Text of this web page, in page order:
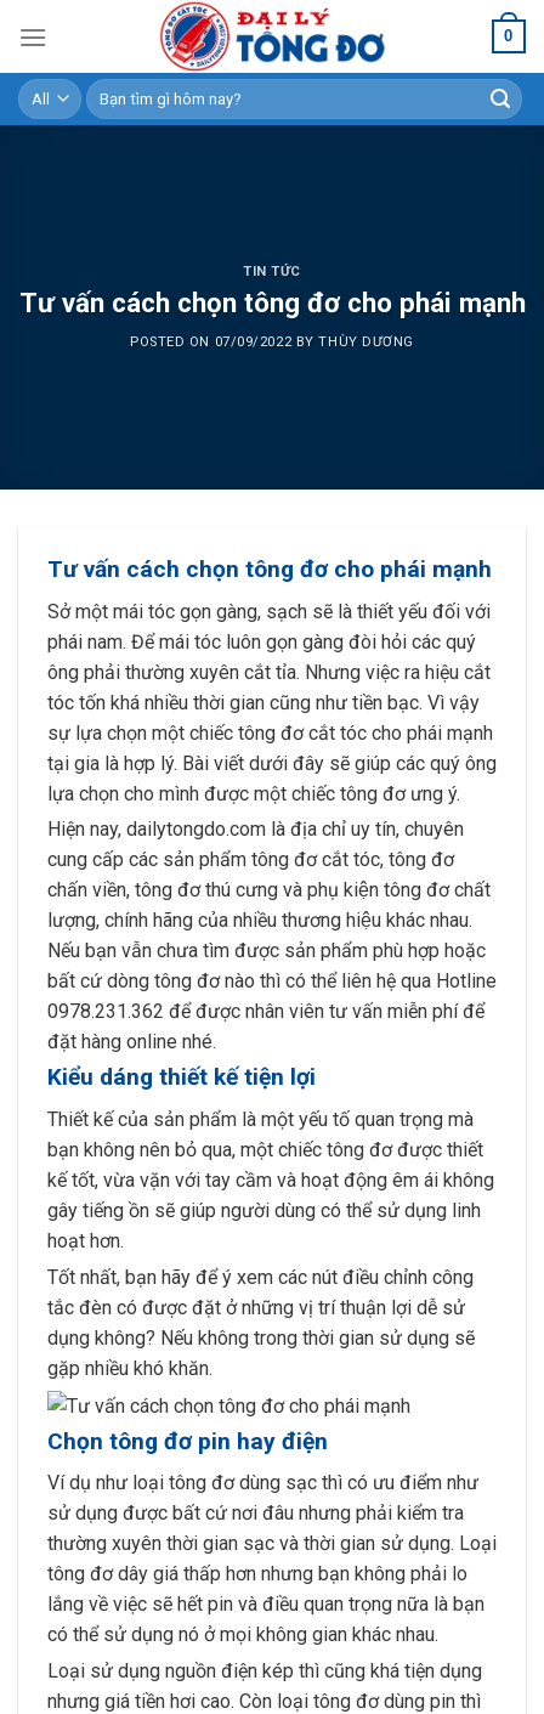
content
0
Tìm
kiếm:
TIN TỨC
Tư vấn cách chọn tông đơ cho phái mạnh
POSTED ON 07/09/2022BYTHÙY DƯƠNG
Tư vấn cách chọn tông đơ cho phái mạnh
Sở một mái tóc gọn gàng, sạch sẽ là thiết yếu đối với
phái nam. Để mái tóc luôn gọn gàng đòi hỏi các quý
ông phải thường xuyên cắt tỉa. Nhưng việc ra hiệu cắt
tóc tốn khá nhiều thời gian cũng như tiền bạc. Vì vậy
sự lựa chọn một chiếc tông đơ cắt tóc cho phái mạnh
tại gia là hợp lý. Bài viết dưới đây sẽ giúp các quý ông
lựa chọn cho mình được một chiếc tông đơ ưng ý.
Hiện nay, dailytongdo.com là địa chỉ uy tín, chuyên
cung cấp các sản phẩm tông đơ cắt tóc, tông đơ
chấn viền, tông đơ thú cưng và phụ kiện tông đơ chất
lượng, chính hãng của nhiều thương hiệu khác nhau.
Nếu bạn vẫn chưa tìm được sản phẩm phù hợp hoặc
bất cứ dòng tông đơ nào thì có thể liên hệ qua Hotline
0978.231.362 để được nhân viên tư vấn miễn phí để
đặt hàng online nhé.
Kiểu dáng thiết kế tiện lợi
Thiết kế của sản phẩm là một yếu tố quan trọng mà
bạn không nên bỏ qua, một chiếc tông đơ được thiết
kế tốt, vừa vặn với tay cầm và hoạt động êm ái không
gây tiếng ồn sẽ giúp người dùng có thể sử dụng linh
hoạt hơn.
Tốt nhất, bạn hãy để ý xem các nút điều chỉnh công
tắc đèn có được đặt ở những vị trí thuận lợi dễ sử
dụng không? Nếu không trong thời gian sử dụng sẽ
gặp nhiều khó khăn.
Chọn tông đơ pin hay điện
Ví dụ như loại tông đơ dùng sạc thì có ưu điểm như
sử dụng được bất cứ nơi đâu nhưng phải kiểm tra
thường xuyên thời gian sạc và thời gian sử dụng. Loại
tông đơ dây giá thấp hơn nhưng bạn không phải lo
lắng về việc sẽ hết pin và điều quan trọng nữa là bạn
có thể sử dụng nó ở mọi không gian khác nhau.
Loại sử dụng nguồn điện kép thì cũng khá tiện dụng
nhưng giá tiền hơi cao. Còn loại tông đơ dùng pin thì